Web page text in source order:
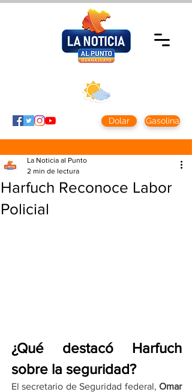
Dolar Gasolina
Harfuch Reconoce Labor
Policial
La Noticia al Punto
2 min de lectura
¿Qué destacó Harfuch
sobre la seguridad?
El secretario de Seguridad federal, Omar